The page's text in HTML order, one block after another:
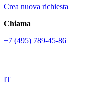
Crea nuova richiesta
Chiama
+7 (495) 789-45-86
IT